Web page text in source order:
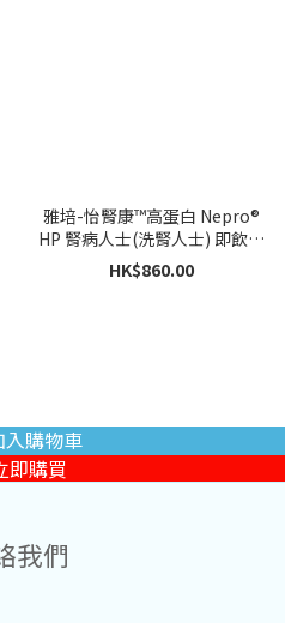
雅培-怡腎康™高蛋白 Nepro®
HP 腎病人士(洗腎人士) 即飲裝
(220毫升 x 30支)
HK$860.00
入購物車
即購買
我們